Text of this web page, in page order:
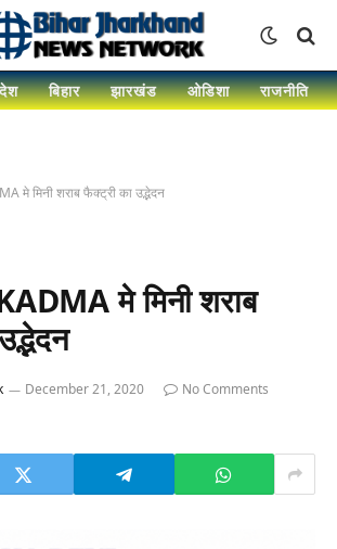
बिहार झारखंड ओडिशा राजनीति
मे मिनी शराब फैक्ट्री का उद्भेदन
मे मिनी शराब
December 21, 2020
No Comments